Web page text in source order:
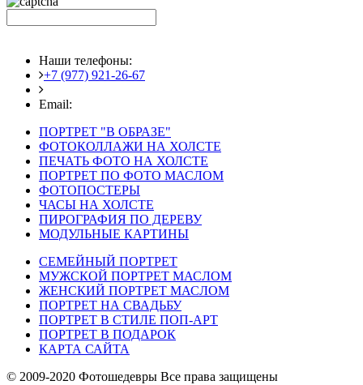
Наши телефоны:
+7 (977) 921-26-67
Email:
ПОРТРЕТ "В ОБРАЗЕ"
ФОТОКОЛЛАЖИ НА ХОЛСТЕ
ПЕЧАТЬ ФОТО НА ХОЛСТЕ
ПОРТРЕТ ПО ФОТО МАСЛОМ
ФОТОПОСТЕРЫ
ЧАСЫ НА ХОЛСТЕ
ПИРОГРАФИЯ ПО ДЕРЕВУ
МОДУЛЬНЫЕ КАРТИНЫ
СЕМЕЙНЫЙ ПОРТРЕТ
МУЖСКОЙ ПОРТРЕТ МАСЛОМ
ЖЕНСКИЙ ПОРТРЕТ МАСЛОМ
ПОРТРЕТ НА СВАДЬБУ
ПОРТРЕТ В СТИЛЕ ПОП-АРТ
ПОРТРЕТ В ПОДАРОК
КАРТА САЙТА
© 2009-2020 Фотошедевры Все права защищены